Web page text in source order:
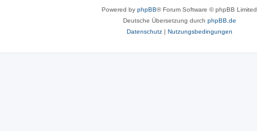
Powered by phpBB® Forum Software © phpBB Limited
Deutsche Übersetzung durch phpBB.de
Datenschutz| Nutzungsbedingungen